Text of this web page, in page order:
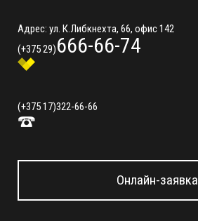
Адрес: ул. К.Либкнехта, 66, офис 142
(+375 29)666-66-74
(+375 17)322-66-66
Онлайн-заявка